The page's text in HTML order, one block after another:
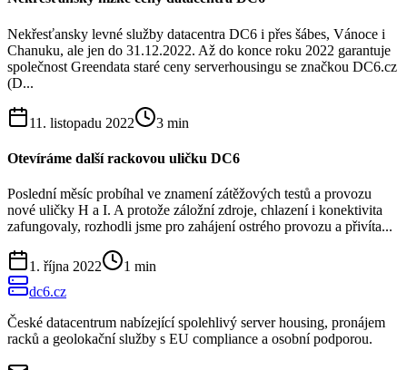
Nekřesťansky levné služby datacentra DC6 i přes šábes, Vánoce i
Chanuku, ale jen do 31.12.2022. Až do konce roku 2022 garantuje
společnost Greendata staré ceny serverhousingu se značkou DC6.cz
(D...
11. listopadu 2022 3 min
Otevíráme další rackovou uličku DC6
Poslední měsíc probíhal ve znamení zátěžových testů a provozu
nové uličky H a I. A protože záložní zdroje, chlazení i konektivita
zafungovaly, rozhodli jsme pro zahájení ostrého provozu a přivíta...
1. října 2022 1 min
dc6.cz
České datacentrum nabízející spolehlivý server housing, pronájem
racků a geolokační služby s EU compliance a osobní podporou.